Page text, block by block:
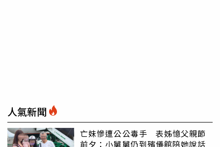
人氣新聞
亡妹慘遭公公毒手 表姊憶父親節
前夕：小舅舅仍到殯儀館陪她說話